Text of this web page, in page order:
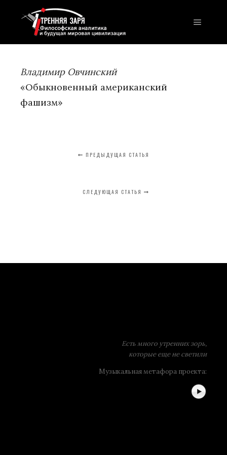
Владимир Овчинский
«Обыкновенный американский
фашизм»
ПРЕДЫДУЩАЯ СТАТЬЯ
СЛЕДУЮЩАЯ СТАТЬЯ
Есть много утренних зорь,
которые еще не светили
Музыкальная метафора проекта: